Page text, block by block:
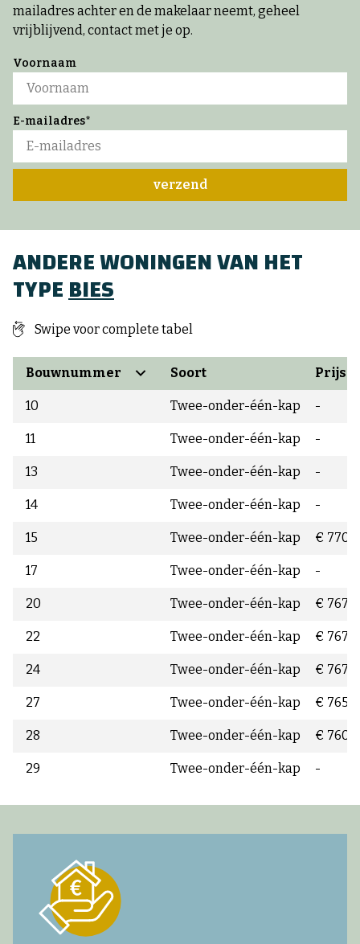
mailadres achter en de makelaar neemt, geheel
vrijblijvend, contact met je op.
Voornaam
E-mailadres*
verzend
ANDERE WONINGEN VAN HET
TYPEBIES
Swipe voor complete tabel
Bouwnummer Soort Prijs
10 Twee-onder-één-kap -
11 Twee-onder-één-kap -
13 Twee-onder-één-kap -
14 Twee-onder-één-kap -
15 Twee-onder-één-kap €
17 Twee-onder-één-kap -
20 Twee-onder-één-kap €
22 Twee-onder-één-kap €
24 Twee-onder-één-kap €
27 Twee-onder-één-kap €
28 Twee-onder-één-kap €
29 Twee-onder-één-kap -